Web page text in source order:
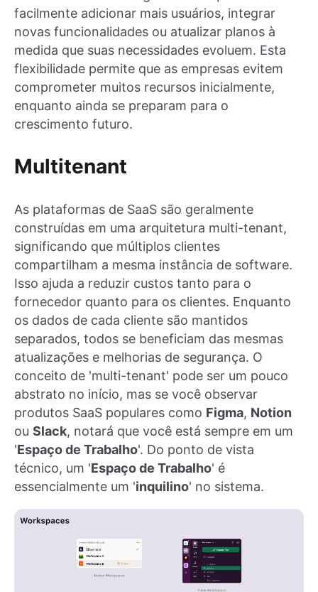
facilmente adicionar mais usuários, integrar
novas funcionalidades ou atualizar planos à
medida que suas necessidades evoluem. Esta
flexibilidade permite que as empresas evitem
comprometer muitos recursos inicialmente,
enquanto ainda se preparam para o
crescimento futuro.
Multitenant
As plataformas de SaaS são geralmente
construídas em uma arquitetura multi-tenant,
significando que múltiplos clientes
compartilham a mesma instância de software.
Isso ajuda a reduzir custos tanto para o
fornecedor quanto para os clientes. Enquanto
os dados de cada cliente são mantidos
separados, todos se beneficiam das mesmas
atualizações e melhorias de segurança. O
conceito de 'multi-tenant' pode ser um pouco
abstrato no início, mas se você observar
produtos SaaS populares como Figma, Notion
ou Slack, notará que você está sempre em um
'Espaço de Trabalho'. Do ponto de vista
técnico, um 'Espaço de Trabalho' é
essencialmente um 'inquilino' no sistema.